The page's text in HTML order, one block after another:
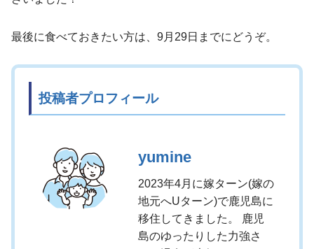
最後に食べておきたい方は、9月29日までにどうぞ。
投稿者プロフィール
yumine
2023年4月に嫁ターン(嫁の
地元へUターン)で鹿児島に
移住してきました。 鹿児
島のゆったりした力強さ